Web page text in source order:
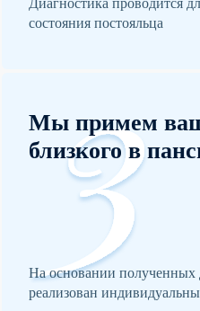
Диагностика проводится
состояния постояльца
Мы примем
близкого в
На основании полученных
реализован